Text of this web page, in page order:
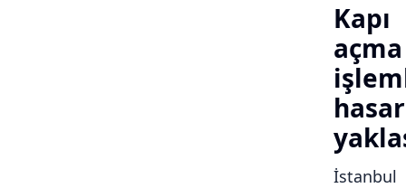
Kapı
açma
İstanbul